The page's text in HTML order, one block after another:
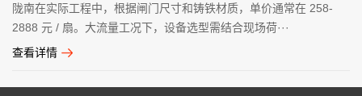
陇南在实际工程中，根据闸门尺寸和铸铁材质，单价通常在 258-
2888 元 / 扇。大流量工况下，设备选型需结合现场荷···
查看详情